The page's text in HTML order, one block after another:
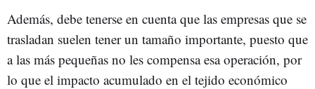
Además, debe tenerse en cuenta que las empresas que se
trasladan suelen tener un tamaño importante, puesto que
a las más pequeñas no les compensa esa operación, por
lo que el impacto acumulado en el tejido económico